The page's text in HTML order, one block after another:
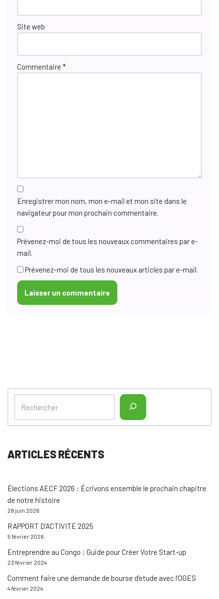
Site web
Commentaire *
Enregistrer mon nom, mon e-mail et mon site dans le
navigateur pour mon prochain commentaire.
Prévenez-moi de tous les nouveaux commentaires par e-
mail.
Prévenez-moi de tous les nouveaux articles par e-mail.
ARTICLES RÉCENTS
Élections AECF 2026 : Écrivons ensemble le prochain chapitre
de notre histoire
28 juin 2026
RAPPORT D’ACTIVITE 2025
5 février 2026
Entreprendre au Congo : Guide pour Créer Votre Start-up
23 février 2024
Comment faire une demande de bourse d’etude avec l’OGES
4 février 2024